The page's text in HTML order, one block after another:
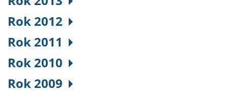
Rok 2012
Rok 2011
Rok 2010
Rok 2009